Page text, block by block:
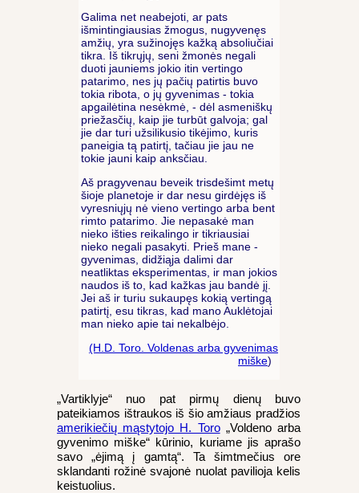
Galima net neabejoti, ar pats
išmintingiausias žmogus, nugyvenęs
amžių, yra sužinojęs kažką absoliučiai
tikra. Iš tikrųjų, seni žmonės negali
duoti jauniems jokio itin vertingo
patarimo, nes jų pačių patirtis buvo
tokia ribota, o jų gyvenimas - tokia
apgailėtina nesėkmė, - dėl asmeniškų
priežasčių, kaip jie turbūt galvoja; gal
jie dar turi užsilikusio tikėjimo, kuris
paneigia tą patirtį, tačiau jie jau ne
tokie jauni kaip anksčiau.
Aš pragyvenau beveik trisdešimt metų
šioje planetoje ir dar nesu girdėjęs iš
vyresniųjų nė vieno vertingo arba bent
rimto patarimo. Jie nepasakė man
nieko išties reikalingo ir tikriausiai
nieko negali pasakyti. Prieš mane -
gyvenimas, didžiąja dalimi dar
neatliktas eksperimentas, ir man jokios
naudos iš to, kad kažkas jau bandė jį.
Jei aš ir turiu sukaupęs kokią vertingą
patirtį, esu tikras, kad mano Auklėtojai
man nieko apie tai nekalbėjo.
(H.D. Toro. Voldenas arba gyvenimas
miške)
„Vartiklyje“ nuo pat pirmų dienų buvo
pateikiamos ištraukos iš šio amžiaus pradžios
amerikiečių mąstytojo H. Toro„Voldeno arba
gyvenimo miške“ kūrinio, kuriame jis aprašo
savo „ėjimą į gamtą“. Ta šimtmečius ore
sklandanti rožinė svajonė nuolat pavilioja kelis
keistuolius.